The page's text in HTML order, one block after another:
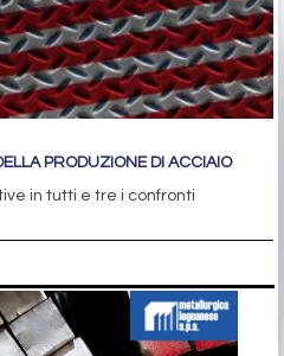
PRODUZIONE DI ACCIAIO
in tutti e tre i confronti